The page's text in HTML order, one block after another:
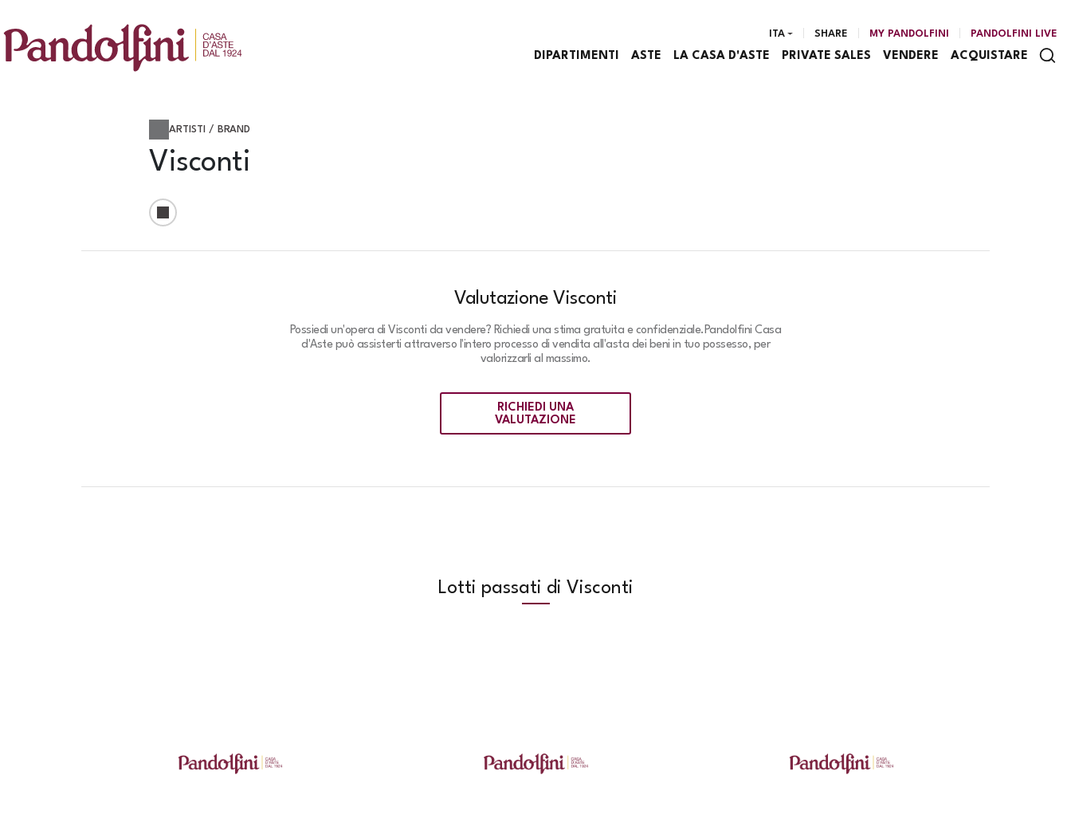
ITA SHARE MY PANDOLFINI PANDOLFINI LIVE
DIPARTIMENTI ASTE LA CASA D'ASTE PRIVATE SALES VENDERE ACQUISTARE
ARTISTI / BRAND
Visconti
Valutazione Visconti
Possiedi un'opera di Visconti da vendere? Richiedi una stima gratuita e confidenziale. Pandolfini Casa
d'Aste può assisterti attraverso l'intero processo di vendita all'asta dei beni in tuo possesso, per
valorizzarli al massimo.
RICHIEDI UNA
VALUTAZIONE
Lotti passati di Visconti